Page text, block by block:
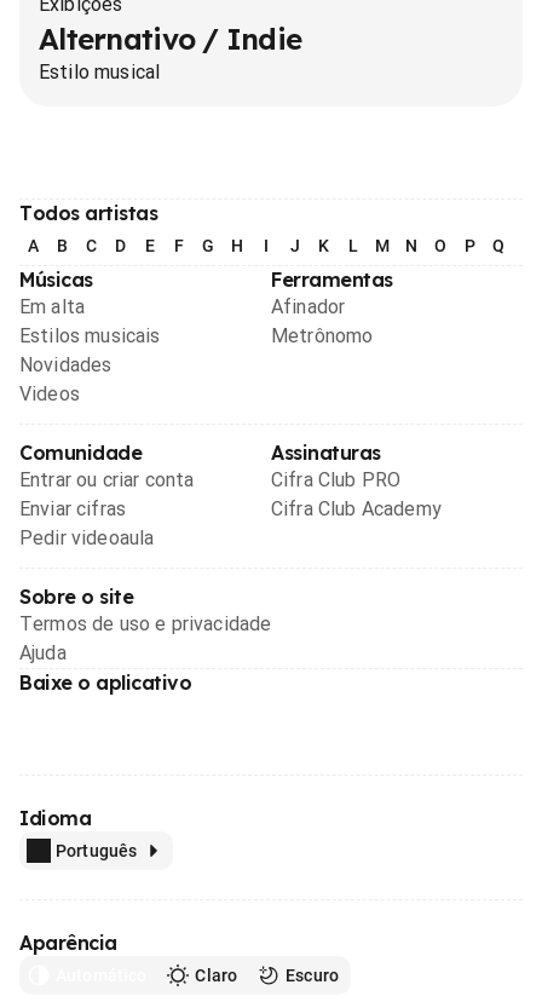
Alternativo / Indie
Estilo musical
Todos artistas
A B C D E F G H I J K L M N O P Q
Músicas
Em alta
Estilos musicais
Novidades
Videos
Ferramentas
Afinador
Metrônomo
Comunidade
Entrar ou criar conta
Enviar cifras
Pedir videoaula
Assinaturas
Cifra Club PRO
Cifra Club Academy
Sobre o site
Termos de uso e privacidade
Ajuda
Baixe o aplicativo
Idioma
Português
Aparência
Claro Escuro